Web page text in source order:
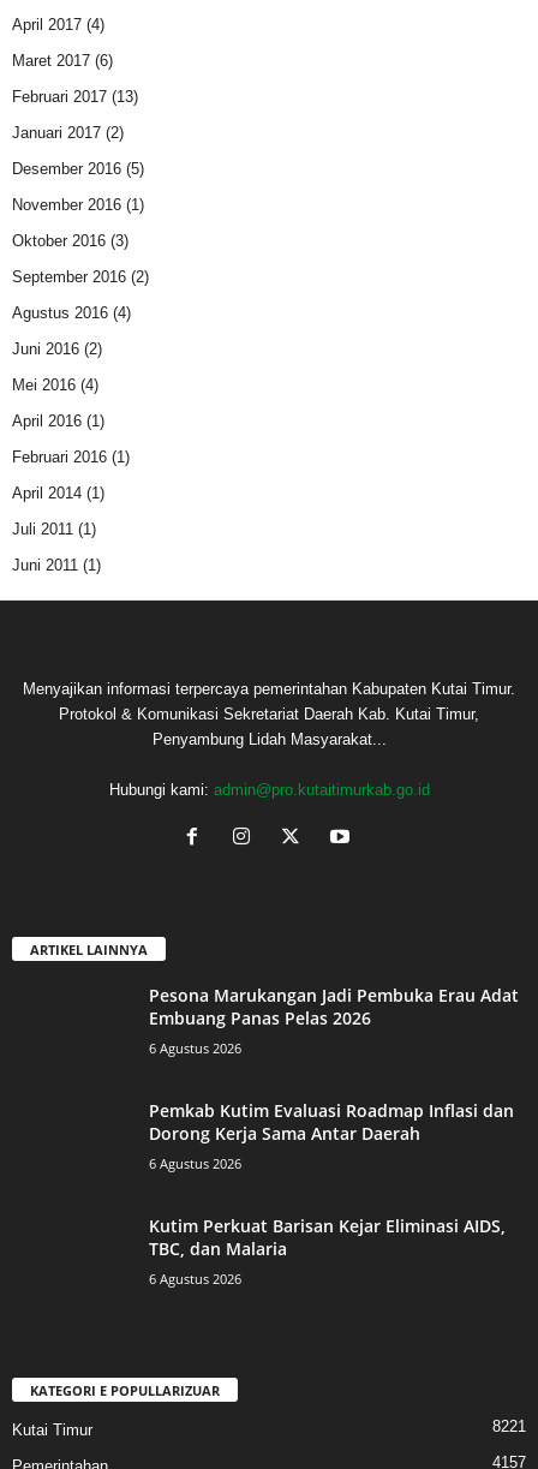
April 2017 (4)
Maret 2017 (6)
Februari 2017 (13)
Januari 2017 (2)
Desember 2016 (5)
November 2016 (1)
Oktober 2016 (3)
September 2016 (2)
Agustus 2016 (4)
Juni 2016 (2)
Mei 2016 (4)
April 2016 (1)
Februari 2016 (1)
April 2014 (1)
Juli 2011 (1)
Juni 2011 (1)
Menyajikan informasi terpercaya pemerintahan Kabupaten Kutai Timur.
Protokol & Komunikasi Sekretariat Daerah Kab. Kutai Timur,
Penyambung Lidah Masyarakat...
Hubungi kami: admin@pro.kutaitimurkab.go.id
ARTIKEL LAINNYA
Pesona Marukangan Jadi Pembuka Erau Adat
Embuang Panas Pelas 2026
6 Agustus 2026
Pemkab Kutim Evaluasi Roadmap Inflasi dan
Dorong Kerja Sama Antar Daerah
6 Agustus 2026
Kutim Perkuat Barisan Kejar Eliminasi AIDS,
TBC, dan Malaria
6 Agustus 2026
KATEGORI E POPULLARIZUAR
Kutai Timur 8221
4157